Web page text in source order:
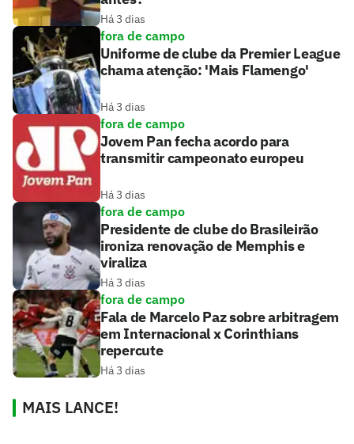
Há 3 dias
fora de campo
Uniforme de clube da Premier League
chama atenção: 'Mais Flamengo'
Há 3 dias
fora de campo
Jovem Pan fecha acordo para
transmitir campeonato europeu
Há 3 dias
fora de campo
Presidente de clube do Brasileirão
ironiza renovação de Memphis e
viraliza
Há 3 dias
fora de campo
Fala de Marcelo Paz sobre arbitragem
em Internacional x Corinthians
repercute
Há 3 dias
MAIS LANCE!